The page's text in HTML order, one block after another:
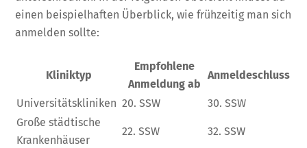
einen beispielhaften Überblick, wie frühzeitig man sich
anmelden sollte:
Kliniktyp
Empfohlene
Anmeldung ab
Anmeldeschluss
Universitätskliniken 20. SSW
30. SSW
Große städtische
Krankenhäuser
22. SSW 32. SSW